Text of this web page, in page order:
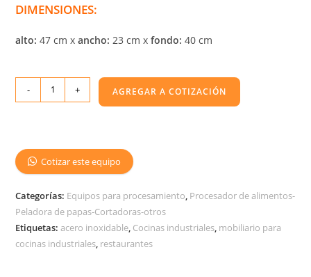
DIMENSIONES:
alto: 47 cm xancho: 23 cm xfondo: 40 cm
- + AGREGAR A COTIZACIÓN
Cotizar este equipo
Categorías: Equipos para procesamiento Procesador de alimentos-
Peladora de papas-Cortadoras-otros
Etiquetas:acero inoxidable Cocinas industriales mobiliario para
cocinas industriales restaurantes